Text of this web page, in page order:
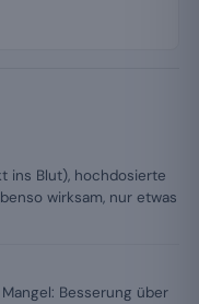
ins Blut), hochdosierte
wirksam, nur etwas
Besserung über